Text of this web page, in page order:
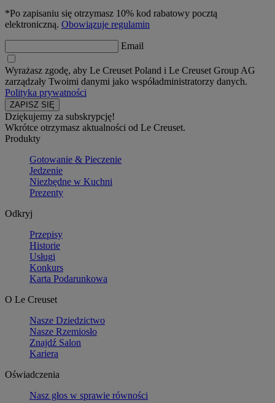
*Po zapisaniu się otrzymasz 10% kod rabatowy pocztą
elektroniczną. Obowiązuje regulamin
Email
Wyrażasz zgodę, aby Le Creuset Poland i Le Creuset Group AG
zarządzały Twoimi danymi jako współadministratorzy danych.
Polityka prywatności
Dziękujemy za subskrypcję!
Wkrótce otrzymasz aktualności od Le Creuset.
Produkty
Gotowanie & Pieczenie
Jedzenie
Niezbędne w Kuchni
Prezenty
Odkryj
Przepisy
Historie
Usługi
Konkurs
Karta Podarunkowa
O Le Creuset
Nasze Dziedzictwo
Nasze Rzemiosło
Znajdź Salon
Kariera
Oświadczenia
Nasz głos w sprawie równości